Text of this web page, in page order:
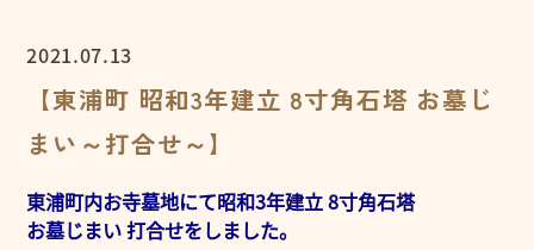
2021.07.13
【東浦町 昭和3年建立 8寸角石塔 お墓じ
まい～打合せ～】
東浦町内お寺墓地にて昭和3年建立 8寸角石塔
お墓じまい 打合せをしました。